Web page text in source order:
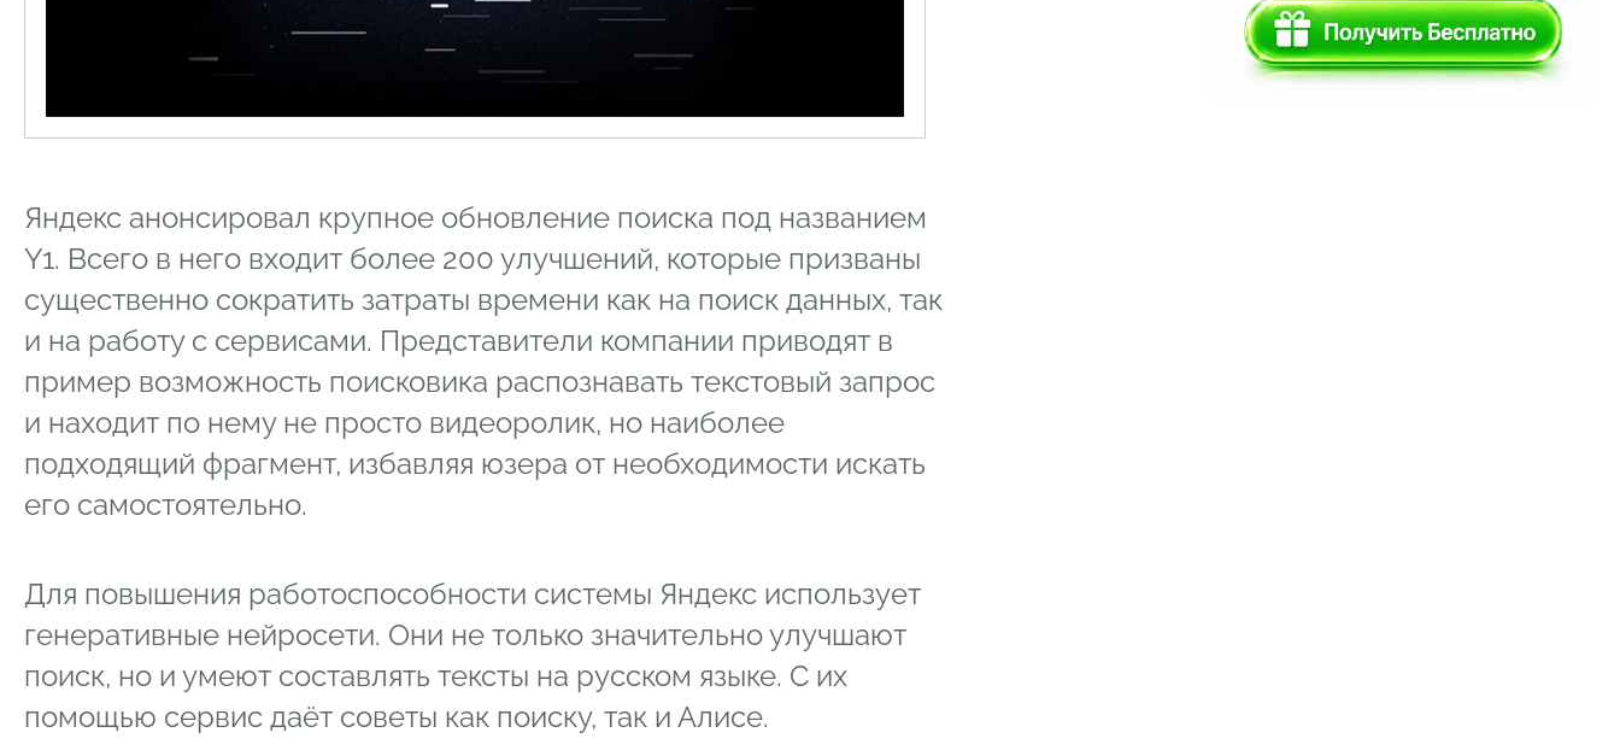
Яндекс анонсировал крупное обновление поиска под названием
Y1. Всего в него входит более 200 улучшений, которые призваны
существенно сократить затраты времени как на поиск данных, так
и на работу с сервисами. Представители компании приводят в
пример возможность поисковика распознавать текстовый запрос
и находит по нему не просто видеоролик, но наиболее
подходящий фрагмент, избавляя юзера от необходимости искать
его самостоятельно.
Для повышения работоспособности системы Яндекс использует
генеративные нейросети. Они не только значительно улучшают
поиск, но и умеют составлять тексты на русском языке. С их
помощью сервис даёт советы как поиску, так и Алисе.